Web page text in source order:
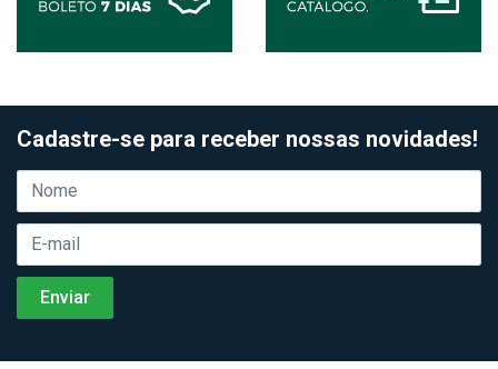
Cadastre-se para receber nossas novidades!